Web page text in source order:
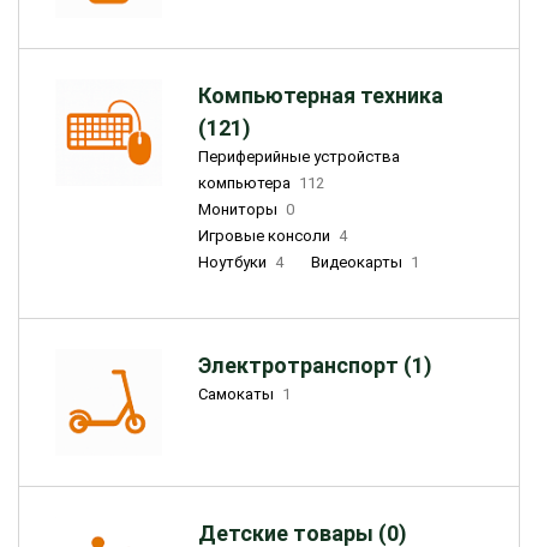
Компьютерная техника
(121)
Периферийные устройства
компьютера 112
Мониторы 0
Игровые консоли 4
Ноутбуки 4 Видеокарты 1
Электротранспорт (1)
Самокаты 1
Детские товары (0)